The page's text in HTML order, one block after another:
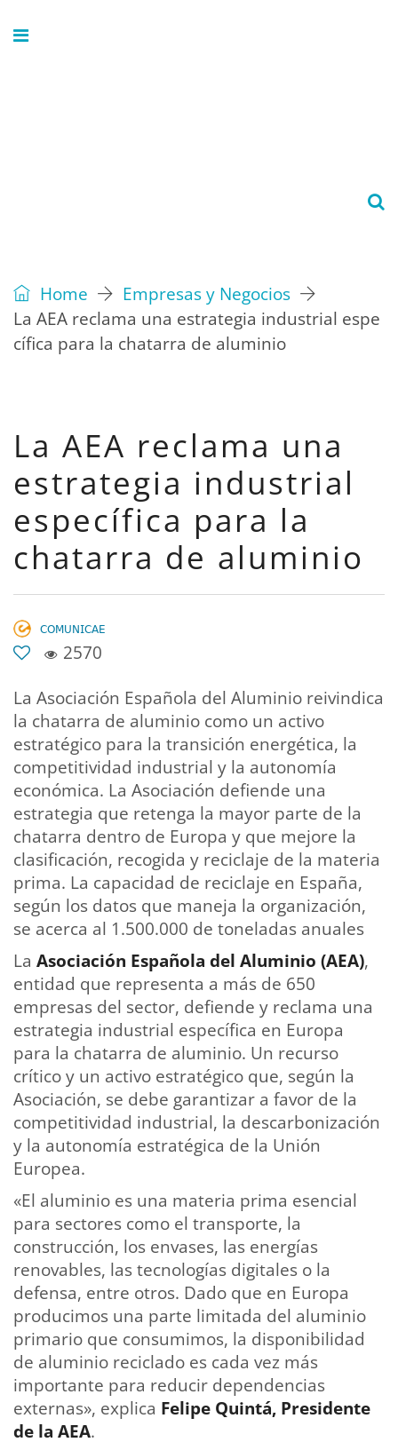
Home
Empresas y Negocios
La AEA reclama una estrategia industrial espe
cífica para la chatarra de aluminio
La AEA reclama una
estrategia industrial
específica para la
chatarra de aluminio
𝖢𝖮𝖬𝖴𝖭𝖨𝖢𝖠𝖤
2570
La Asociación Española del Aluminio reivindica
la chatarra de aluminio como un activo
estratégico para la transición energética, la
competitividad industrial y la autonomía
económica. La Asociación defiende una
estrategia que retenga la mayor parte de la
chatarra dentro de Europa y que mejore la
clasificación, recogida y reciclaje de la materia
prima. La capacidad de reciclaje en España,
según los datos que maneja la organización,
se acerca al 1.500.000 de toneladas anuales
La Asociación Española del Aluminio (AEA),
entidad que representa a más de 650
empresas del sector, defiende y reclama una
estrategia industrial específica en Europa
para la chatarra de aluminio. Un recurso
crítico y un activo estratégico que, según la
Asociación, se debe garantizar a favor de la
competitividad industrial, la descarbonización
y la autonomía estratégica de la Unión
Europea.
«El aluminio es una materia prima esencial
para sectores como el transporte, la
construcción, los envases, las energías
renovables, las tecnologías digitales o la
defensa, entre otros. Dado que en Europa
producimos una parte limitada del aluminio
primario que consumimos, la disponibilidad
de aluminio reciclado es cada vez más
importante para reducir dependencias
externas», explica Felipe Quintá, Presidente
de la AEA.